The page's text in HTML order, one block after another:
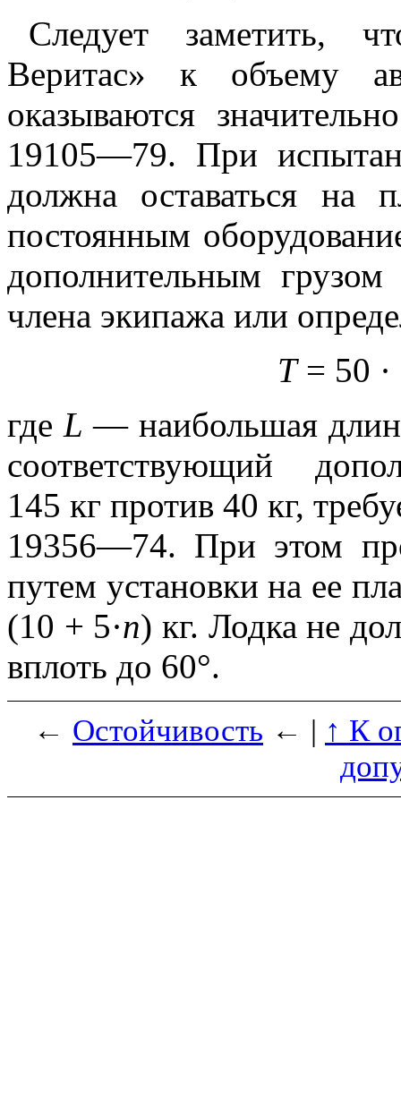
Следует заметить,
Веритас» к объему
оказываются
19105—79. При
должна оставаться на
постоянным
дополнительным
члена экипажа или
T= 50 ·
где L — наибольшая
соответствующий
145 кг против 40 кг,
19356—74. При этом
путем установки на ее
(10 + 5·n) кг. Лодка не
вплоть до 60°.
← Остойчивость ← | ↑ К